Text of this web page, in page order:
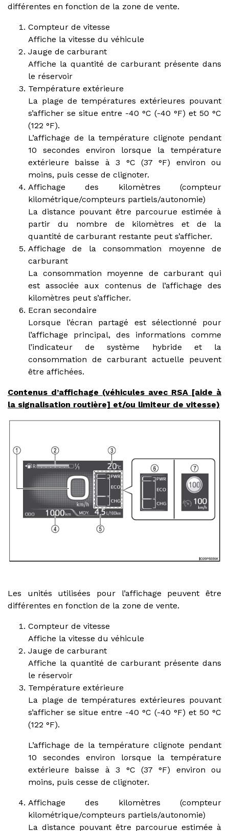
différentes en fonction de la zone de vente.
Compteur de vitesse
Affiche la vitesse du véhicule
Jauge de carburant
Affiche la quantité de carburant présente dans
le réservoir
Température extérieure
La plage de températures extérieures pouvant
s’afficher se situe entre -40 °C (-40 °F) et 50 °C
(122 °F).
L’affichage de la température clignote pendant
10 secondes environ lorsque la température
extérieure baisse à 3 °C (37 °F) environ ou
moins, puis cesse de clignoter.
Affichage des kilomètres (compteur
kilométrique/compteurs partiels/autonomie)
La distance pouvant être parcourue estimée à
partir du nombre de kilomètres et de la
quantité de carburant restante peut s’afficher.
Affichage de la consommation moyenne de
carburant
La consommation moyenne de carburant qui
est associée aux contenus de l’affichage des
kilomètres peut s’afficher.
Ecran secondaire
Lorsque l’écran partagé est sélectionné pour
l’affichage principal, des informations comme
l’indicateur de système hybride et la
consommation de carburant actuelle peuvent
être affichées.
Contenus d’affichage (véhicules avec RSA [aide à
la signalisation routière] et/ou limiteur de vitesse)
Les unités utilisées pour l’affichage peuvent être
différentes en fonction de la zone de vente.
Compteur de vitesse
Affiche la vitesse du véhicule
Jauge de carburant
Affiche la quantité de carburant présente dans
le réservoir
Température extérieure
La plage de températures extérieures pouvant
s’afficher se situe entre -40 °C (-40 °F) et 50 °C
(122 °F).
L’affichage de la température clignote pendant
10 secondes environ lorsque la température
extérieure baisse à 3 °C (37 °F) environ ou
moins, puis cesse de clignoter.
Affichage des kilomètres (compteur
kilométrique/compteurs partiels/autonomie)
La distance pouvant être parcourue estimée à